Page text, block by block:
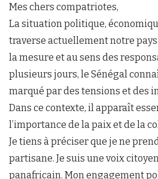
Mes chers compatriotes,
La situation politique,
traverse actuellement notre
la mesure et au sens des
plusieurs jours, le Sénégal
marqué par des tensions et des
Dans ce contexte, il apparaît
l’importance de la paix et de la
Je tiens à préciser que je ne
partisane. Je suis une voix
panafricain. Mon engagement